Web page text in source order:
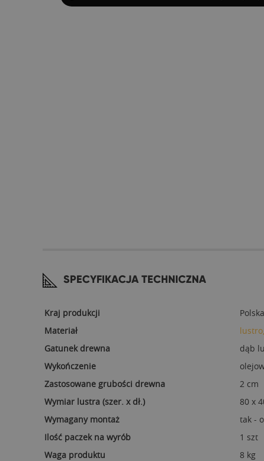
SPECYFIKACJA TECHNICZNA
Kraj produkcji
Materiał
Gatunek drewna
dąb
Wykończenie
Zastosowane grubości drewna
2 cm
Wymiar lustra (szer. x dł.)
80 x
Wymagany montaż
tak -
Ilość paczek na wyrób
1 szt
Waga produktu
8 kg